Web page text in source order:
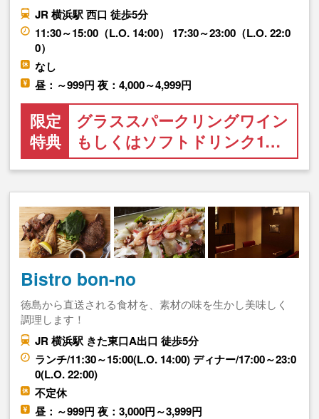
JR 横浜駅 西口 徒歩5分
11:30～15:00（L.O. 14:00） 17:30～23:00（L.O. 22:0
0）
なし
昼：～999円 夜：4,000～4,999円
限定
特典
グラススパークリングワイン
もしくはソフトドリンク1…
Bistro bon-no
徳島から直送される食材を、素材の味を生かし美味しく
調理します！
JR 横浜駅 きた東口A出口 徒歩5分
ランチ/11:30～15:00(L.O. 14:00) ディナー/17:00～23:0
0(L.O. 22:00)
不定休
昼：～999円 夜：3,000円～3,999円